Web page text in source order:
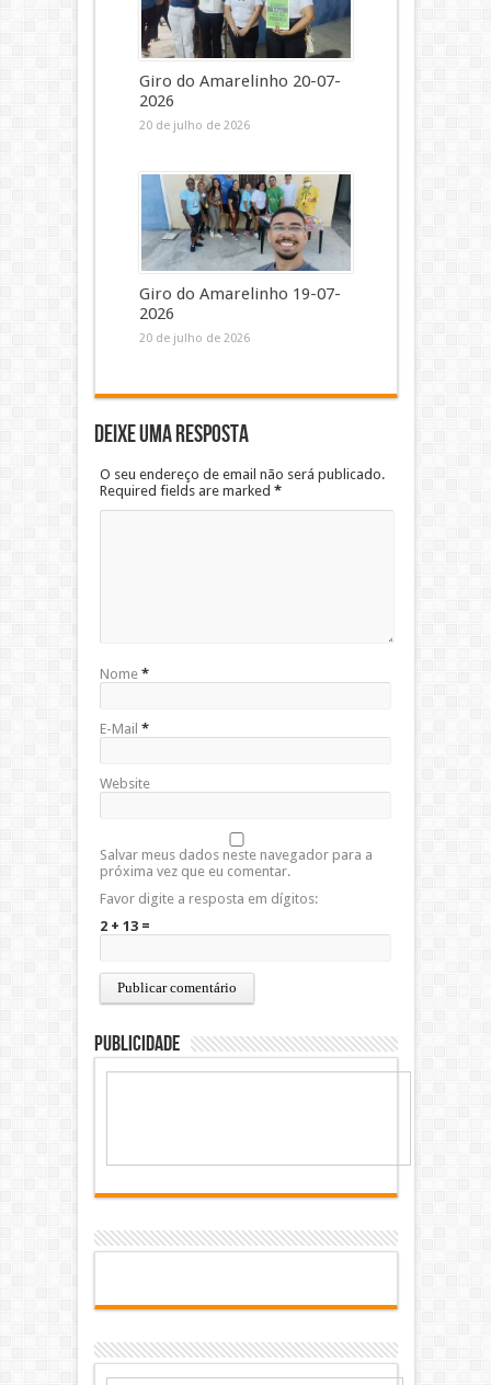
Giro do Amarelinho 20-07-
2026
20 de julho de 2026
Giro do Amarelinho 19-07-
2026
20 de julho de 2026
Deixe uma resposta
O seu endereço de email não será publicado.
Required fields are marked *
Nome *
E-Mail *
Website
Salvar meus dados neste navegador para a
próxima vez que eu comentar.
Favor digite a resposta em dígitos:
2 + 13 =
Publicidade